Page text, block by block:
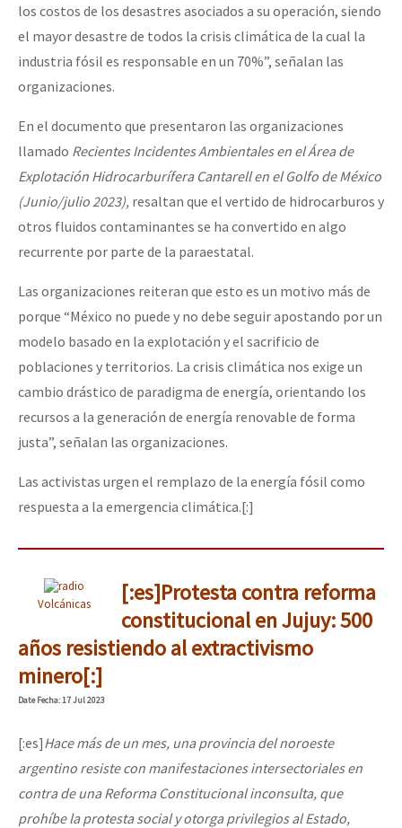
los costos de los desastres asociados a su operación, siendo
el mayor desastre de todos la crisis climática de la cual la
industria fósil es responsable en un 70%”, señalan las
organizaciones.
En el documento que presentaron las organizaciones
llamado Recientes Incidentes Ambientales en el Área de
Explotación Hidrocarburífera Cantarell en el Golfo de México
(Junio/julio 2023), resaltan que el vertido de hidrocarburos y
otros fluidos contaminantes se ha convertido en algo
recurrente por parte de la paraestatal.
Las organizaciones reiteran que esto es un motivo más de
porque “México no puede y no debe seguir apostando por un
modelo basado en la explotación y el sacrificio de
poblaciones y territorios. La crisis climática nos exige un
cambio drástico de paradigma de energía, orientando los
recursos a la generación de energía renovable de forma
justa”, señalan las organizaciones.
Las activistas urgen el remplazo de la energía fósil como
respuesta a la emergencia climática.[:]
Volcánicas
[:es]Protesta contra reforma
constitucional en Jujuy: 500
años resistiendo al extractivismo
minero[:]
DateFecha: 17 Jul 2023
[:es]Hace más de un mes, una provincia del noroeste
argentino resiste con manifestaciones intersectoriales en
contra de una Reforma Constitucional inconsulta, que
prohíbe la protesta social y otorga privilegios al Estado,